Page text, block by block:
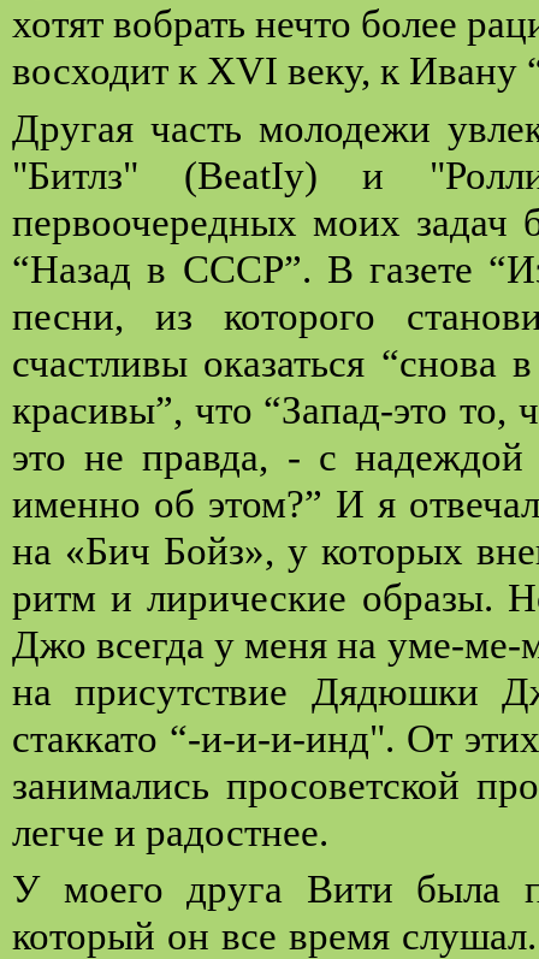
хотят вобрать нечто более
восходит к XVI веку, к Ивану
Другая часть молодежи
"Битлз" (BeatIy) и
первоочередных моих задач
“Назад в СССР”. В газете
песни, из которого
счастливы оказаться
красивы”, что “Запад-это то,
это не правда, - с
именно об этом?” И я
на «Бич Бойз», у которых
ритм и лирические образы.
Джо всегда у меня на уме-ме-
на присутствие Дядюшки
стаккато “-и-и-и-инд". От
занимались просоветской
легче и радостнее.
У моего друга Вити была
который он все время